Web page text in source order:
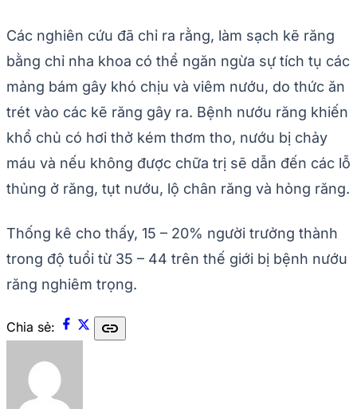
Các nghiên cứu đã chỉ ra rằng, làm sạch kẽ răng
bằng chỉ nha khoa có thể ngăn ngừa sự tích tụ các
mảng bám gây khó chịu và viêm nướu, do thức ăn
trét vào các kẽ răng gây ra. Bệnh nướu răng khiến
khổ chủ có hơi thở kém thơm tho, nướu bị chảy
máu và nếu không được chữa trị sẽ dẫn đến các lỗ
thủng ở răng, tụt nướu, lộ chân răng và hỏng răng.
Thống kê cho thấy, 15 – 20% người trưởng thành
trong độ tuổi từ 35 – 44 trên thế giới bị bệnh nướu
răng nghiêm trọng.
Chia sẻ: link